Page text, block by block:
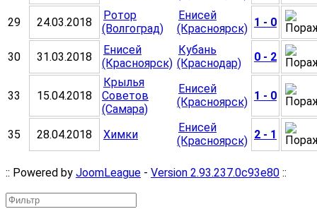
29 24.03.2018
Ротор
(Волгоград)
Енисей
(Красноярск) 1 - 0
30 31.03.2018
Енисей
(Красноярск)
Кубань
(Краснодар)
0 - 2
33 15.04.2018
Крылья
Советов
(Самара)
Енисей
(Красноярск) 1 - 0
35 28.04.2018 Химки
Енисей
(Красноярск) 2 - 1
:: Powered by JoomLeague - Version 2.93.237.0c93e80 ::